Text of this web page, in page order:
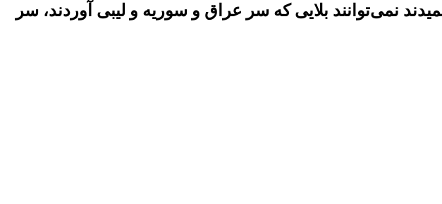
نمی‌توانند بلایی که سر عراق و سوریه و لیبی آوردند، سر